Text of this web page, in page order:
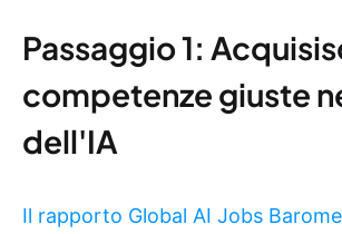
Passaggio 1:
competenze giuste
dell'IA
Il rapporto Global AI Jobs